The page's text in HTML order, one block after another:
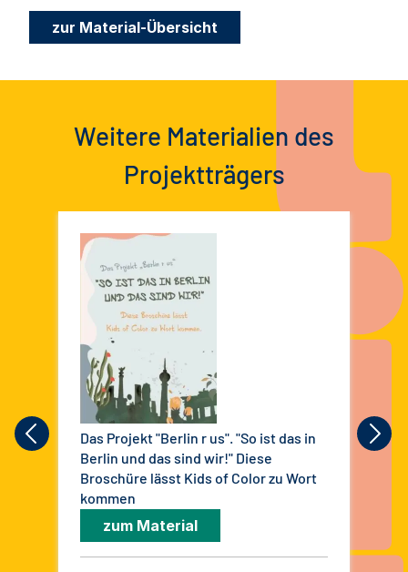
zur Material-Übersicht
Weitere Materialien des
Projektträgers
Das Projekt "Berlin r us". "So ist das in
Berlin und das sind wir!" Diese
Broschüre lässt Kids of Color zu Wort
kommen
zum Material